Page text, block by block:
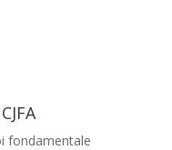
fondamentale